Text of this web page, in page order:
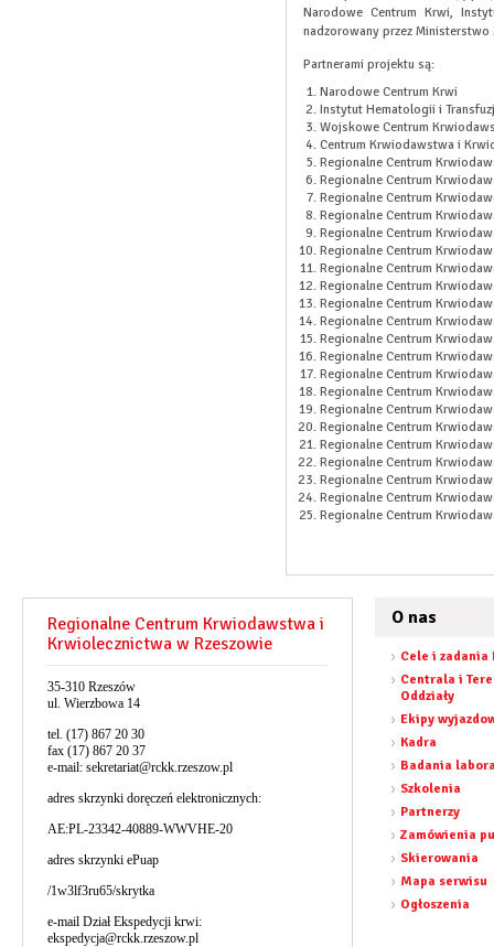
Narodowe Centrum Krwi,
nadzorowany przez
Partnerami projektu są:
Narodowe Centrum Krwi
Instytut Hematologii i
Wojskowe Centrum
Centrum Krwiodawstwa i
Regionalne Centrum
Regionalne Centrum
Regionalne Centrum
Regionalne Centrum
Regionalne Centrum
Regionalne Centrum
Regionalne Centrum
Regionalne Centrum
Regionalne Centrum
Regionalne Centrum
Regionalne Centrum
Regionalne Centrum
Regionalne Centrum
Regionalne Centrum
Regionalne Centrum
Regionalne Centrum
Regionalne Centrum
Regionalne Centrum
Regionalne Centrum
Regionalne Centrum
Regionalne Centrum
Regionalne Centrum Krwiodawstwa i
Krwiolecznictwa w Rzeszowie
35-310 Rzeszów
ul. Wierzbowa 14
tel. (17) 867 20 30
fax (17) 867 20 37
e-mail: sekretariat@rckk.rzeszow.pl
adres skrzynki doręczeń elektronicznych:
AE:PL-23342-40889-WWVHE-20
adres skrzynki ePuap
/1w3lf3ru65/skrytka
e-mail Dział Ekspedycji krwi:
ekspedycja@rckk.rzeszow.pl
O nas
Cele i zadania
Centrala i
Oddziały
Ekipy
Kadra
Badania
Szkolenia
Partnerzy
Zamówienia
Skierowania
Mapa serwisu
Ogłoszenia